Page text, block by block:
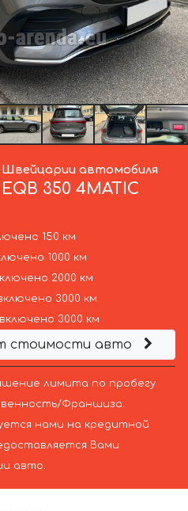
автомобиля
EQB 350 4MATIC
150 км
1000 км
2000 км
3000 км
3000 км
стоимости авто
лимита по пробегу
Франшиза.
нами на кредитной
Вами
авто.